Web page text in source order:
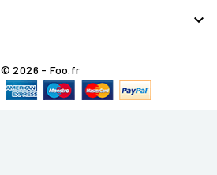

© 2026 - Foo.fr